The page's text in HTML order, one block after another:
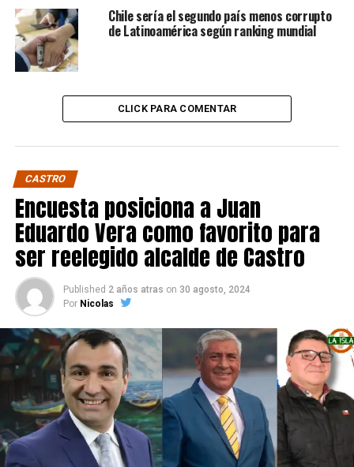
Chile sería el segundo país menos corrupto
de Latinoamérica según ranking mundial
CLICK PARA COMENTAR
CASTRO
Encuesta posiciona a Juan
Eduardo Vera como favorito para
ser reelegido alcalde de Castro
Published 2 años atras on 30 agosto, 2024
Por Nicolas